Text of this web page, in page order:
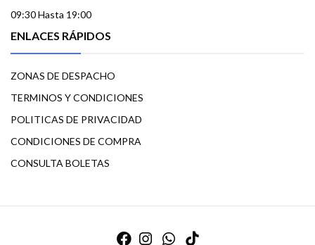
09:30 Hasta 19:00
ENLACES RÁPIDOS
ZONAS DE DESPACHO
TERMINOS Y CONDICIONES
POLITICAS DE PRIVACIDAD
CONDICIONES DE COMPRA
CONSULTA BOLETAS